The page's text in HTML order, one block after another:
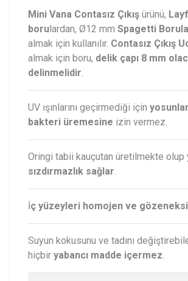
Mini Vana Contasız Çıkış ürünü,
boru lardan, Ø12 mm Spagetti
almak için kullanılır. Contasız Çıkış
almak için boru, delik çapı 8 mm
delinmelidir.
UV ışınlarını geçirmediği için
bakteri üremesine izin vermez.
Oringi tabii kauçutan üretilmekte olup
sızdırmazlık sağlar.
İç yüzeyleri homojen ve
Suyun kokusunu ve tadını
hiçbir yabancı madde içermez.